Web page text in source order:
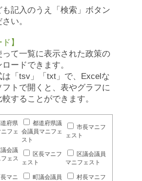
記入のうえ「検索」ボタン
い。
】
て一覧に表示された政策の
ードできます。
は「tsv」「txt」で、Excelな
フトで開くと、表やグラフに
することができます。
府県
フェ
都道府県議
会議員マニフェ
スト
市長マニフ
ェスト
会議
ェス
区長マニフ
ェスト
区議会議員
マニフェスト
マニ
町議会議員
村長マニフ